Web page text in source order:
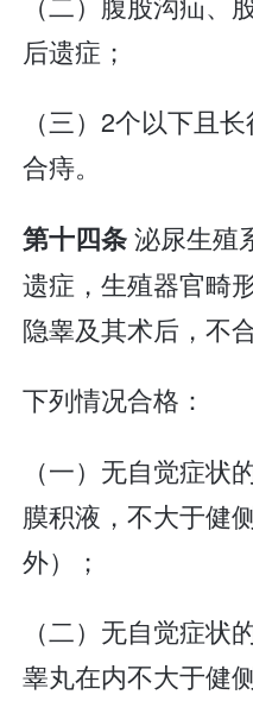
后遗症；
（三）2个以下且
合痔。
第十四条泌尿生殖
遗症，生殖器官畸
隐睾及其术后，不合
下列情况合格：
（一）无自觉症状
膜积液，不大于健
外）；
（二）无自觉症状
睾丸在内不大于健